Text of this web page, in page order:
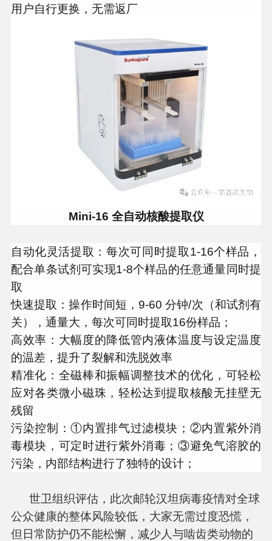
用户自行更换，无需返厂
Mini-16 全自动核酸提取仪
自动化灵活提取：每次可同时提取1-16个样品，
配合单条试剂可实现1-8个样品的任意通量同时提
取
快速提取：操作时间短，9‐60 分钟/次（和试剂有
关），通量大，每次可同时提取16份样品；
高效率：大幅度的降低管内液体温度与设定温度
的温差，提升了裂解和洗脱效率
精准化：全磁棒和振幅调整技术的优化，可轻松
应对各类微小磁珠，轻松达到提取核酸无挂壁无
残留
污染控制：①内置排气过滤模块；②内置紫外消
毒模块，可定时进行紫外消毒；③避免气溶胶的
污染，内部结构进行了独特的设计；
世卫组织评估，此次邮轮汉坦病毒疫情对全球
公众健康的整体风险较低，大家无需过度恐慌，
但日常防护仍不能松懈，减少人与啮齿类动物的